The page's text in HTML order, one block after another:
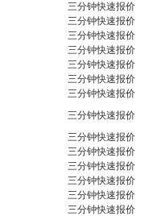
三分钟快速报价
三分钟快速报价
三分钟快速报价
三分钟快速报价
三分钟快速报价
三分钟快速报价
三分钟快速报价
三分钟快速报价
三分钟快速报价
三分钟快速报价
三分钟快速报价
三分钟快速报价
三分钟快速报价
三分钟快速报价